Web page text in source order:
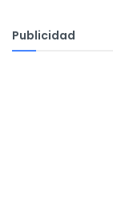
Publicidad